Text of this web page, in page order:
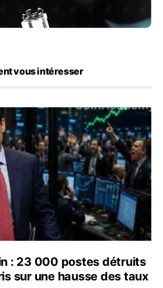
vous intéresser
000 postes détruits en juillet, les
: 23 000 postes détruits
sur une hausse des taux